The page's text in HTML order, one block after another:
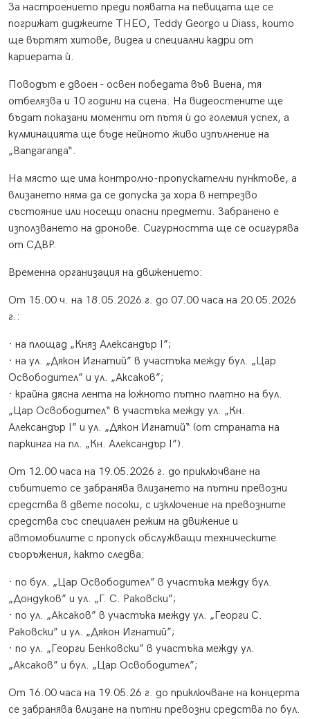
За настроението преди появата на певицата ще се
погрижат диджеите THEO, Teddy Georgo и Diass, които
ще въртят хитове, видеа и специални кадри от
кариерата ѝ.
Поводът е двоен - освен победата във Виена, тя
отбелязва и 10 години на сцена. На видеостените ще
бъдат показани моменти от пътя ѝ до големия успех, а
кулминацията ще бъде нейното живо изпълнение на
„Bangaranga“.
На място ще има контролно-пропускателни пунктове, а
влизането няма да се допуска за хора в нетрезво
състояние или носещи опасни предмети. Забранено е
използването на дронове. Сигурността ще се осигурява
от СДВР.
Временна организация на движението:
От 15.00 ч. на 18.05.2026 г. до 07.00 часа на 20.05.2026
г.:
· на площад „Княз Александър І”;
· на ул. „Дякон Игнатий” в участъка между бул. „Цар
Освободител” и ул. „Аксаков”;
· крайна дясна лента на южното пътно платно на бул.
„Цар Освободител“ в участъка между ул. „Кн.
Александър I” и ул. „Дякон Игнатий“ (от страната на
паркинга на пл. „Кн. Александър I”).
От 12.00 часа на 19.05.2026 г. до приключване на
събитието се забранява влизането на пътни превозни
средства в двете посоки, с изключение на превозните
средства със специален режим на движение и
автомобилите с пропуск обслужващи техническите
съоръжения, както следва:
· по бул. „Цар Освободител” в участъка между бул.
„Дондуков” и ул. „Г. С. Раковски”;
· по ул. „Аксаков” в участъка между ул. „Георги С.
Раковски” и ул. „Дякон Игнатий”;
· по ул. „Георги Бенковски” в участъка между ул.
„Аксаков” и бул. „Цар Освободител”;
От 16.00 часа на 19.05.26 г. до приключване на концерта
се забранява влизане на пътни превозни средства по бул.